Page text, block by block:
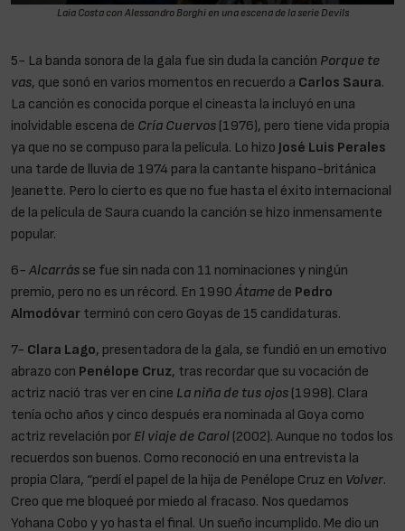
Laia Costa con Alessandro Borghi en una escena de la serie Devils
5- La banda sonora de la gala fue sin duda la canción Porque te
vas, que sonó en varios momentos en recuerdo a Carlos Saura.
La canción es conocida porque el cineasta la incluyó en una
inolvidable escena de Cría Cuervos (1976), pero tiene vida propia
ya que no se compuso para la película. Lo hizo José Luis Perales
una tarde de lluvia de 1974 para la cantante hispano-británica
Jeanette. Pero lo cierto es que no fue hasta el éxito internacional
de la película de Saura cuando la canción se hizo inmensamente
popular.
6- Alcarrás se fue sin nada con 11 nominaciones y ningún
premio, pero no es un récord. En 1990 Átame de Pedro
Almodóvar terminó con cero Goyas de 15 candidaturas.
7- Clara Lago, presentadora de la gala, se fundió en un emotivo
abrazo con Penélope Cruz, tras recordar que su vocación de
actriz nació tras ver en cine La niña de tus ojos (1998). Clara
tenía ocho años y cinco después era nominada al Goya como
actriz revelación por El viaje de Carol (2002). Aunque no todos los
recuerdos son buenos. Como reconoció en una entrevista la
propia Clara, “perdí el papel de la hija de Penélope Cruz en Volver.
Creo que me bloqueé por miedo al fracaso. Nos quedamos
Yohana Cobo y yo hasta el final. Un sueño incumplido. Me dio un